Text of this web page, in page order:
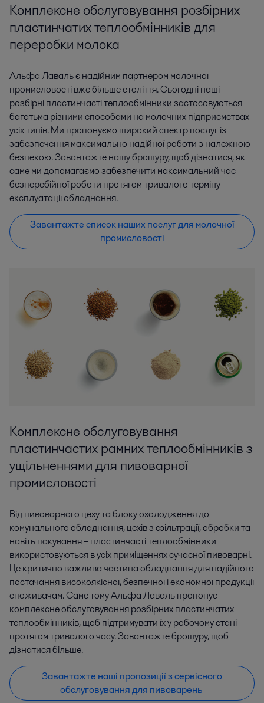
Комплексне обслуговування розбірних
пластинчатих теплообмінників для
переробки молока
Альфа Лаваль є надійним партнером молочної
промисловості вже більше століття. Сьогодні наші
розбірні пластинчасті теплообмінники застосовуються
багатьма різними способами на молочних підприємствах
усіх типів. Ми пропонуємо широкий спектр послуг із
забезпечення максимально надійної роботи з належною
безпекою. Завантажте нашу брошуру, щоб дізнатися, як
саме ми допомагаємо забезпечити максимальний час
безперебійної роботи протягом тривалого терміну
експлуатації обладнання.
Завантажте список наших послуг для молочної
промисловості
Комплексне обслуговування
пластинчастих рамних теплообмінників з
ущільненнями для пивоварної
промисловості
Від пивоварного цеху та блоку охолодження до
комунального обладнання, цехів з фільтрації, обробки та
навіть пакування – пластинчасті теплообмінники
використовуються в усіх приміщеннях сучасної пивоварні.
Це критично важлива частина обладнання для надійного
постачання високоякісної, безпечної і економної продукції
споживачам. Саме тому Альфа Лаваль пропонує
комплексне обслуговування розбірних пластинчатих
теплообмінників, щоб підтримувати їх у робочому стані
протягом тривалого часу. Завантажте брошуру, щоб
дізнатися більше.
Завантажте наші пропозиції з сервісного
обслуговування для пивоварень